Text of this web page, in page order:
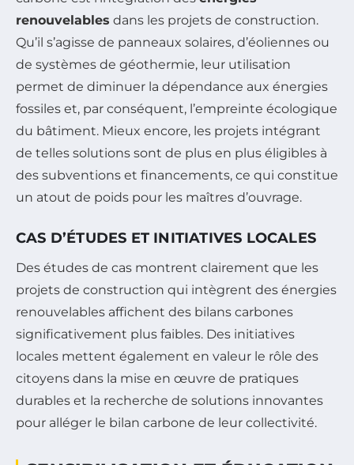
renouvelables dans les projets de construction.
Qu’il s’agisse de panneaux solaires, d’éoliennes ou
de systèmes de géothermie, leur utilisation
permet de diminuer la dépendance aux énergies
fossiles et, par conséquent, l’empreinte écologique
du bâtiment. Mieux encore, les projets intégrant
de telles solutions sont de plus en plus éligibles à
des subventions et financements, ce qui constitue
un atout de poids pour les maîtres d’ouvrage.
CAS D’ÉTUDES ET INITIATIVES LOCALES
Des études de cas montrent clairement que les
projets de construction qui intègrent des énergies
renouvelables affichent des bilans carbones
significativement plus faibles. Des initiatives
locales mettent également en valeur le rôle des
citoyens dans la mise en œuvre de pratiques
durables et la recherche de solutions innovantes
pour alléger le bilan carbone de leur collectivité.